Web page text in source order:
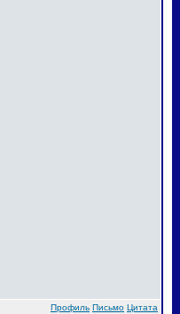
Профиль Письмо Цитата